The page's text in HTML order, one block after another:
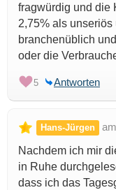
fragwürdig und die
2,75% als
branchenüblich
oder die
5 Antworten
Hans-Jürgen
Nachdem ich mir
in Ruhe
dass ich das